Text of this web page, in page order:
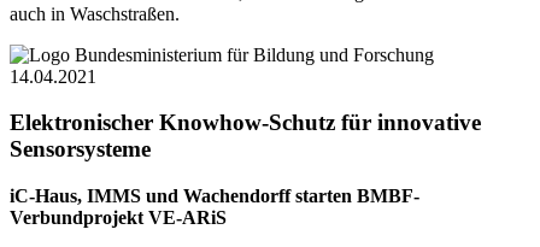
auch in Waschstraßen.
14.04.2021
Elektronischer Knowhow-Schutz für innovative
Sensorsysteme
iC-Haus, IMMS und Wachendorff starten BMBF-
Verbundprojekt VE-ARiS